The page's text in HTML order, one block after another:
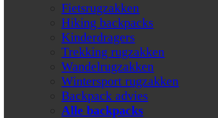
Fietsrugzakken
Hiking backpacks
Kinderdragers
Trekking rugzakken
Wandelrugzakken
Wintersport rugzakken
Backpack advies
Alle backpacks